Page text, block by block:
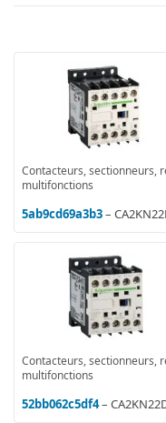
Contacteurs, sectionneurs,
multifonctions
5ab9cd69a3b3–
Contacteurs, sectionneurs,
multifonctions
52bb062c5df4–